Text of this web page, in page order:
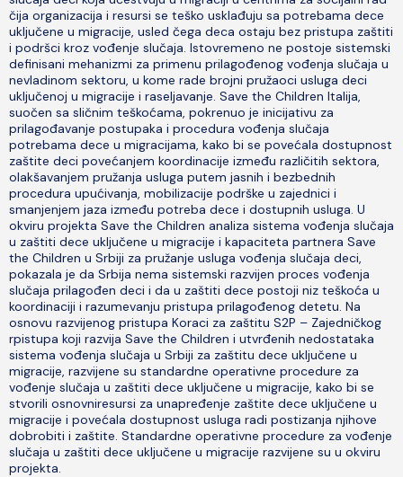
čija organizacija i resursi se teško usklađuju sa potrebama dece
uključene u migracije, usled čega deca ostaju bez pristupa zaštiti
i podršci kroz vođenje slučaja. Istovremeno ne postoje sistemski
definisani mehanizmi za primenu prilagođenog vođenja slučaja u
nevladinom sektoru, u kome rade brojni pružaoci usluga deci
uključenoj u migracije i raseljavanje. Save the Children Italija,
suočen sa sličnim teškoćama, pokrenuo je inicijativu za
prilagođavanje postupaka i procedura vođenja slučaja
potrebama dece u migracijama, kako bi se povećala dostupnost
zaštite deci povećanjem koordinacije između različitih sektora,
olakšavanjem pružanja usluga putem jasnih i bezbednih
procedura upućivanja, mobilizacije podrške u zajednici i
smanjenjem jaza između potreba dece i dostupnih usluga. U
okviru projekta Save the Children analiza sistema vođenja slučaja
u zaštiti dece uključene u migracije i kapaciteta partnera Save
the Children u Srbiji za pružanje usluga vođenja slučaja deci,
pokazala je da Srbija nema sistemski razvijen proces vođenja
slučaja prilagođen deci i da u zaštiti dece postoji niz teškoća u
koordinaciji i razumevanju pristupa prilagođenog detetu. Na
osnovu razvijenog pristupa Koraci za zaštitu S2P – Zajedničkog
rpistupa koji razvija Save the Children i utvrđenih nedostataka
sistema vođenja slučaja u Srbiji za zaštitu dece uključene u
migracije, razvijene su standardne operativne procedure za
vođenje slučaja u zaštiti dece uključene u migracije, kako bi se
stvorili osnovniresursi za unapređenje zaštite dece uključene u
migracije i povećala dostupnost usluga radi postizanja njihove
dobrobiti i zaštite. Standardne operativne procedure za vođenje
slučaja u zaštiti dece uključene u migracije razvijene su u okviru
projekta.